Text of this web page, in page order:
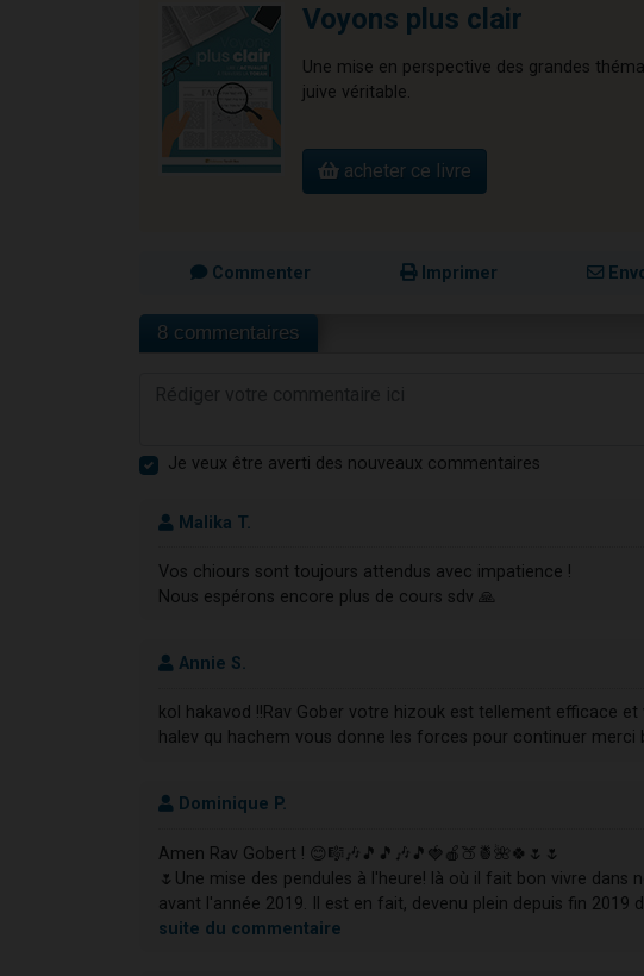
Voyons plus clair
Une mise en perspective des grandes
juive véritable.
acheter ce livre
Commenter Imprimer
8 commentaires
Je veux être averti des nouveaux commentaires
Malika T.
Vos chiours sont toujours attendus avec impatience !
Nous espérons encore plus de cours sdv 🙏
Annie S.
kol hakavod !!Rav Gober votre hizouk est tellement efficace
halev qu hachem vous donne les forces pour continuer merci
Dominique P.
Amen Rav Gobert ! 😊🎼🎶🎵🎵🎶🎵🍓🍎🍑🍍🌺🍀🌷🌷
🌷Une mise des pendules à l'heure! là où il fait bon vivre
avant l'année 2019. Il est en fait, devenu plein depuis fin 2019
suite du commentaire